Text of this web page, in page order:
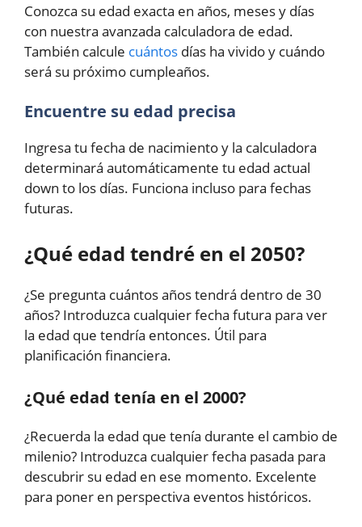
Conozca su edad exacta en años, meses y días
con nuestra avanzada calculadora de edad.
También calcule cuántos días ha vivido y cuándo
será su próximo cumpleaños.
Encuentre su edad precisa
Ingresa tu fecha de nacimiento y la calculadora
determinará automáticamente tu edad actual
down to los días. Funciona incluso para fechas
futuras.
¿Qué edad tendré en el 2050?
¿Se pregunta cuántos años tendrá dentro de 30
años? Introduzca cualquier fecha futura para ver
la edad que tendría entonces. Útil para
planificación financiera.
¿Qué edad tenía en el 2000?
¿Recuerda la edad que tenía durante el cambio de
milenio? Introduzca cualquier fecha pasada para
descubrir su edad en ese momento. Excelente
para poner en perspectiva eventos históricos.